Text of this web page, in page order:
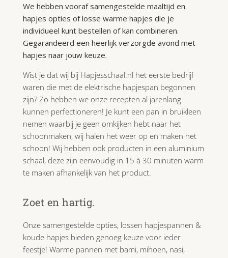
We hebben vooraf samengestelde maaltijd en
hapjes opties of losse warme hapjes die je
individueel kunt bestellen of kan combineren.
Gegarandeerd een heerlijk verzorgde avond met
hapjes naar jouw keuze.
Wist je dat wij bij Hapjesschaal.nl het eerste bedrijf
waren die met de elektrische hapjespan begonnen
zijn? Zo hebben we onze recepten al jarenlang
kunnen perfectioneren! Je kunt een pan in bruikleen
nemen waarbij je geen omkijken hebt naar het
schoonmaken, wij halen het weer op en maken het
schoon! Wij hebben ook producten in een aluminium
schaal, deze zijn eenvoudig in 15 à 30 minuten warm
te maken afhankelijk van het product.
Zoet en hartig.
Onze samengestelde opties, lossen hapjespannen &
koude hapjes bieden genoeg keuze voor ieder
feestje! Warme pannen met bami, mihoen, nasi,